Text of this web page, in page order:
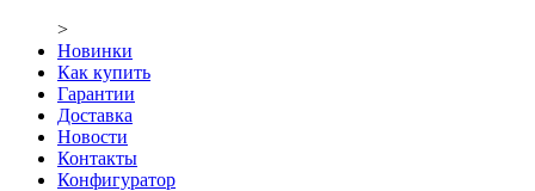
>
Новинки
Как купить
Гарантии
Доставка
Новости
Контакты
Конфигуратор